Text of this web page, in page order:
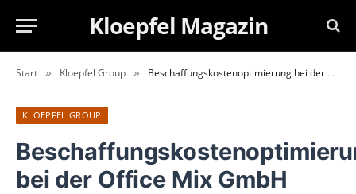
Kloepfel Magazin
Start » Kloepfel Group » Beschaffungskostenoptimierung bei der Office Mix GmbH
KLOEPFEL GROUP
bei der Office Mix GmbH